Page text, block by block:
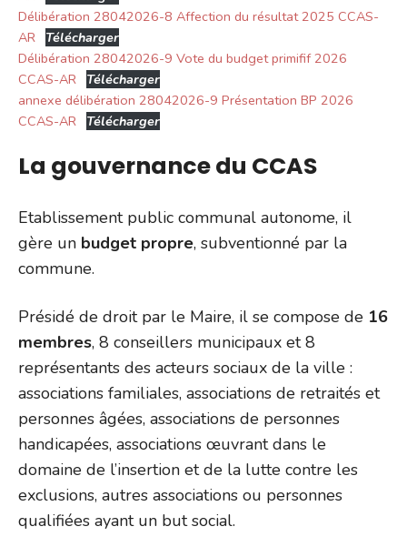
Délibération 28042026-8 Affection du résultat 2025 CCAS-
AR Télécharger
Délibération 28042026-9 Vote du budget primifif 2026
CCAS-AR Télécharger
annexe délibération 28042026-9 Présentation BP 2026
CCAS-AR Télécharger
La gouvernance du CCAS
Etablissement public communal autonome, il
gère un budget propre, subventionné par la
commune.
Présidé de droit par le Maire, il se compose de 16
membres, 8 conseillers municipaux et 8
représentants des acteurs sociaux de la ville :
associations familiales, associations de retraités et
personnes âgées, associations de personnes
handicapées, associations œuvrant dans le
domaine de l’insertion et de la lutte contre les
exclusions, autres associations ou personnes
qualifiées ayant un but social.